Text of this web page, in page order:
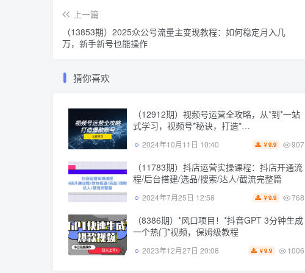
上一篇
（13853期）2025众公号流量主变现教程：如何稳定月入几
万，新手新号也能操作
猜你喜欢
（12912期）视频号运营全攻略，从*到*一站
式学习，视频号*秘诀，打造*…
2024年10月11日 10:40 ￥9.9 907
（11783期）抖店运营实操课程：抖店开通流
程/后台搭建/选品/搜索/达人/截流完整篇
2024年7月25日 12:58 ￥9.9 768
（8386期）*风口项目！*抖音GPT 3分钟生成
一个热门*视频，保姆级教程
2023年12月27日 20:08 ￥9.9 1006